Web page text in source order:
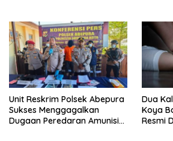
Unit Reskrim Polsek Abepura
Sukses Menggagalkan
Dugaan Peredaran Amunisi
Dua
Koya
Resmi